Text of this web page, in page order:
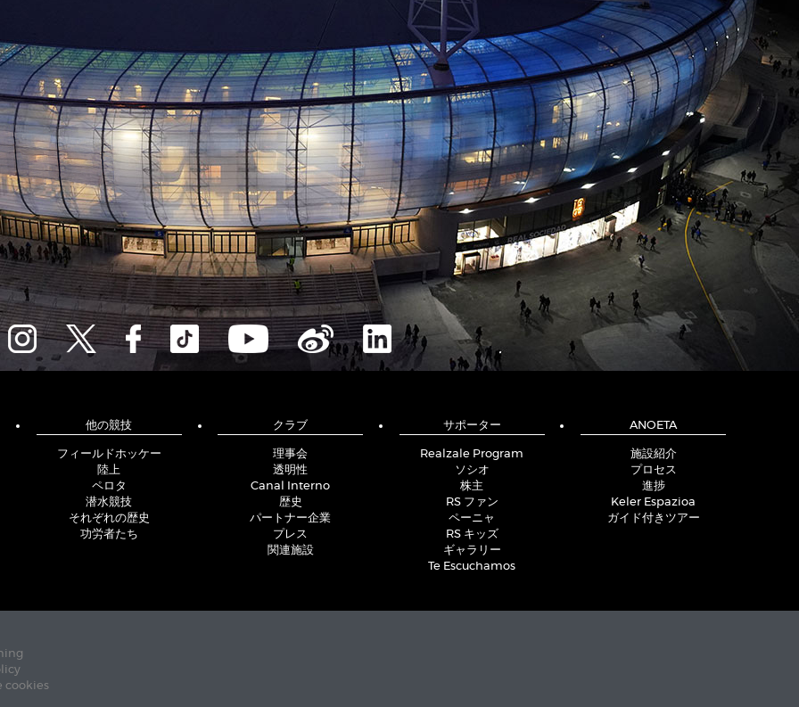
他の競技
フィールドホッケー
陸上
ペロタ
潜水競技
それぞれの歴史
功労者たち
クラブ
理事会
透明性
Canal Interno
歴史
パートナー企業
プレス
関連施設
サポーター
Realzale Program
ソシオ
株主
RS ファン
ペーニャ
RS キッズ
ギャラリー
Te Escuchamos
ANOETA
施設紹介
プロセス
進捗
Keler Espazioa
ガイド付きツアー
cookies